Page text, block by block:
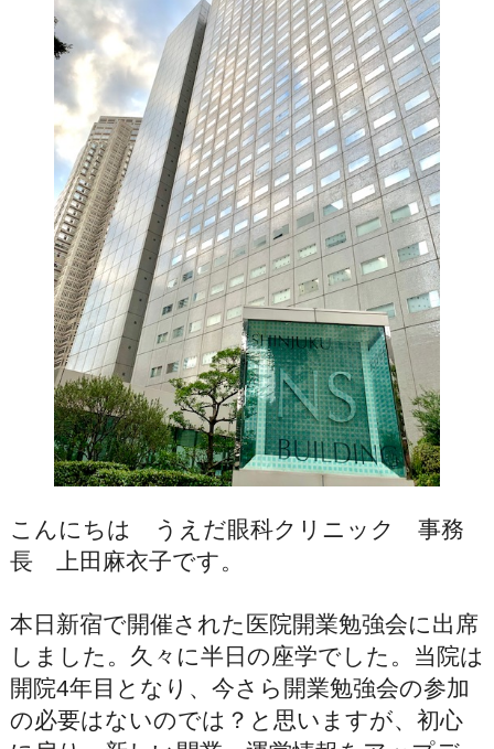
こんにちは うえだ眼科クリニック 事務
長 上田麻衣子です。
本日新宿で開催された医院開業勉強会に出席
しました。久々に半日の座学でした。当院は
開院4年目となり、今さら開業勉強会の参加
の必要はないのでは？と思いますが、初心